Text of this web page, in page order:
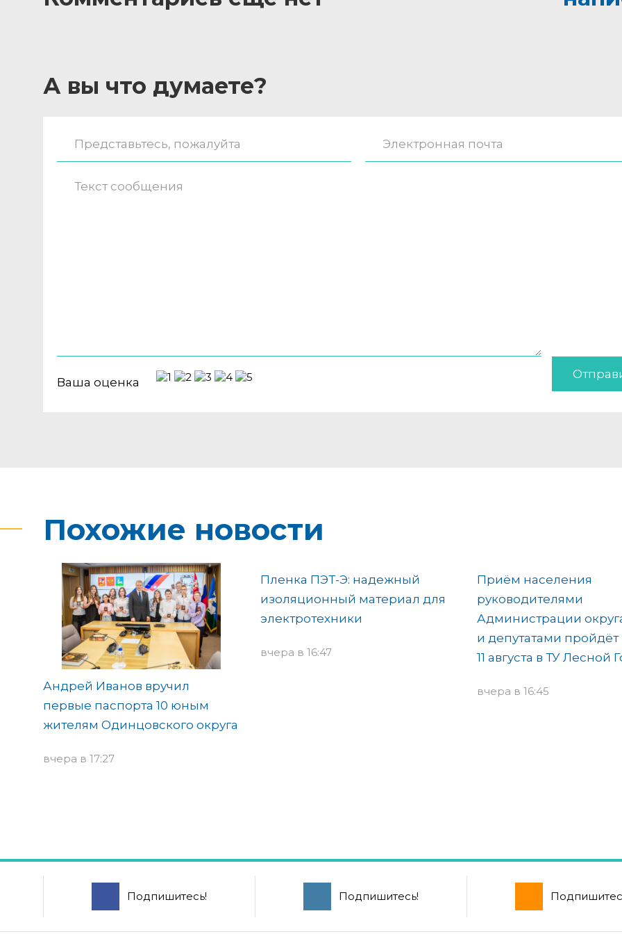
А вы что думаете?
Ваша оценка
Похожие новости
Андрей Иванов вручил
первые паспорта 10 юным
жителям Одинцовского округа
вчера в 17:27
Пленка ПЭТ-Э: надежный
изоляционный материал для
электротехники
вчера в 16:47
Приём населения
руководителями
Администрации
и депутатами пройдёт
11 августа в ТУ Лесной
вчера в 16:45
Подпишитесь! Подпишитесь!